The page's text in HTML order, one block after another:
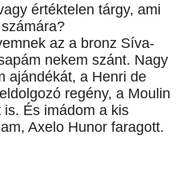
értéktelen tárgy, ami
az a bronz Síva-
nekem szánt. Nagy
ajándékát, a Henri de
regény, a Moulin
És imádom a kis
Axelo Hunor faragott.